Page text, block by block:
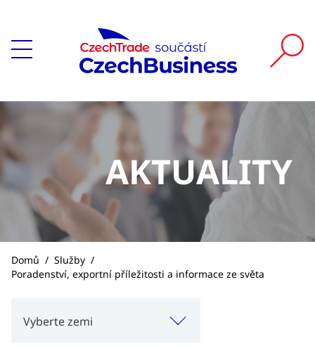
AKTUALITY
Domů / Služby /
Poradenství, exportní příležitosti a informace ze světa
Vyberte zemi